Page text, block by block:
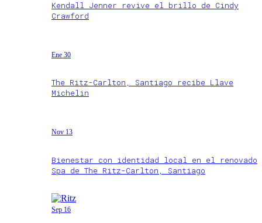
Kendall Jenner revive el brillo de Cindy
Crawford
Ene 30
The Ritz-Carlton, Santiago recibe Llave
Michelin
Nov 13
Bienestar con identidad local en el renovado
Spa de The Ritz-Carlton, Santiago
Sep 16